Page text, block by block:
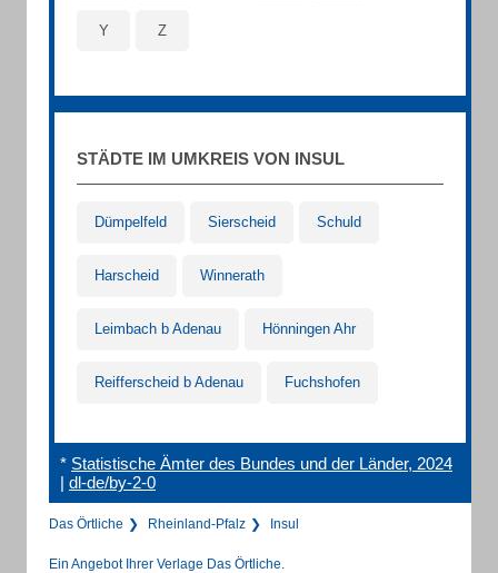
Y Z
STÄDTE IM UMKREIS VON INSUL
Dümpelfeld Sierscheid Schuld
Harscheid Winnerath
Leimbach b Adenau Hönningen Ahr
Reifferscheid b Adenau Fuchshofen
* Statistische Ämter des Bundes und der Länder, 2024
| dl-de/by-2-0
Das Örtliche Rheinland-Pfalz Insul
Ein Angebot Ihrer Verlage Das Örtliche.